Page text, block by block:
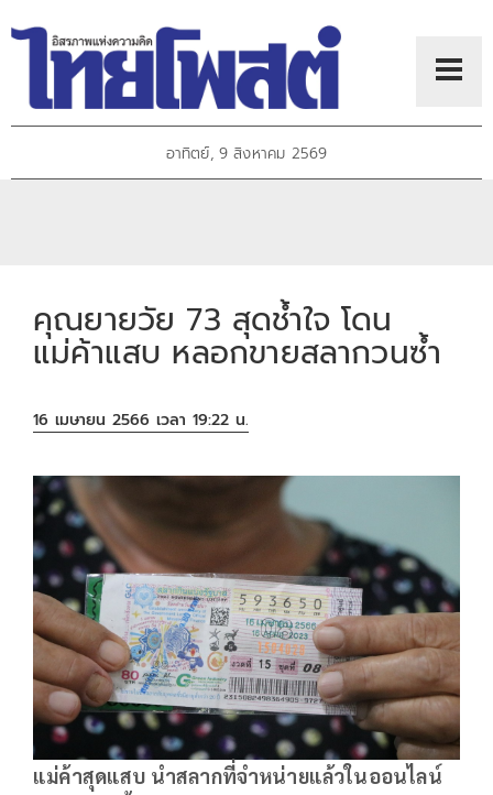
อาทิตย์, 9 สิงหาคม 2569
คุณยายวัย 73 สุดช้ำใจ โดน
แม่ค้าแสบ หลอกขายสลากวนซ้ำ
16 เมษายน 2566 เวลา 19:22 น.
แม่ค้าสุดแสบ นำสลากที่จำหน่ายแล้วในออนไลน์